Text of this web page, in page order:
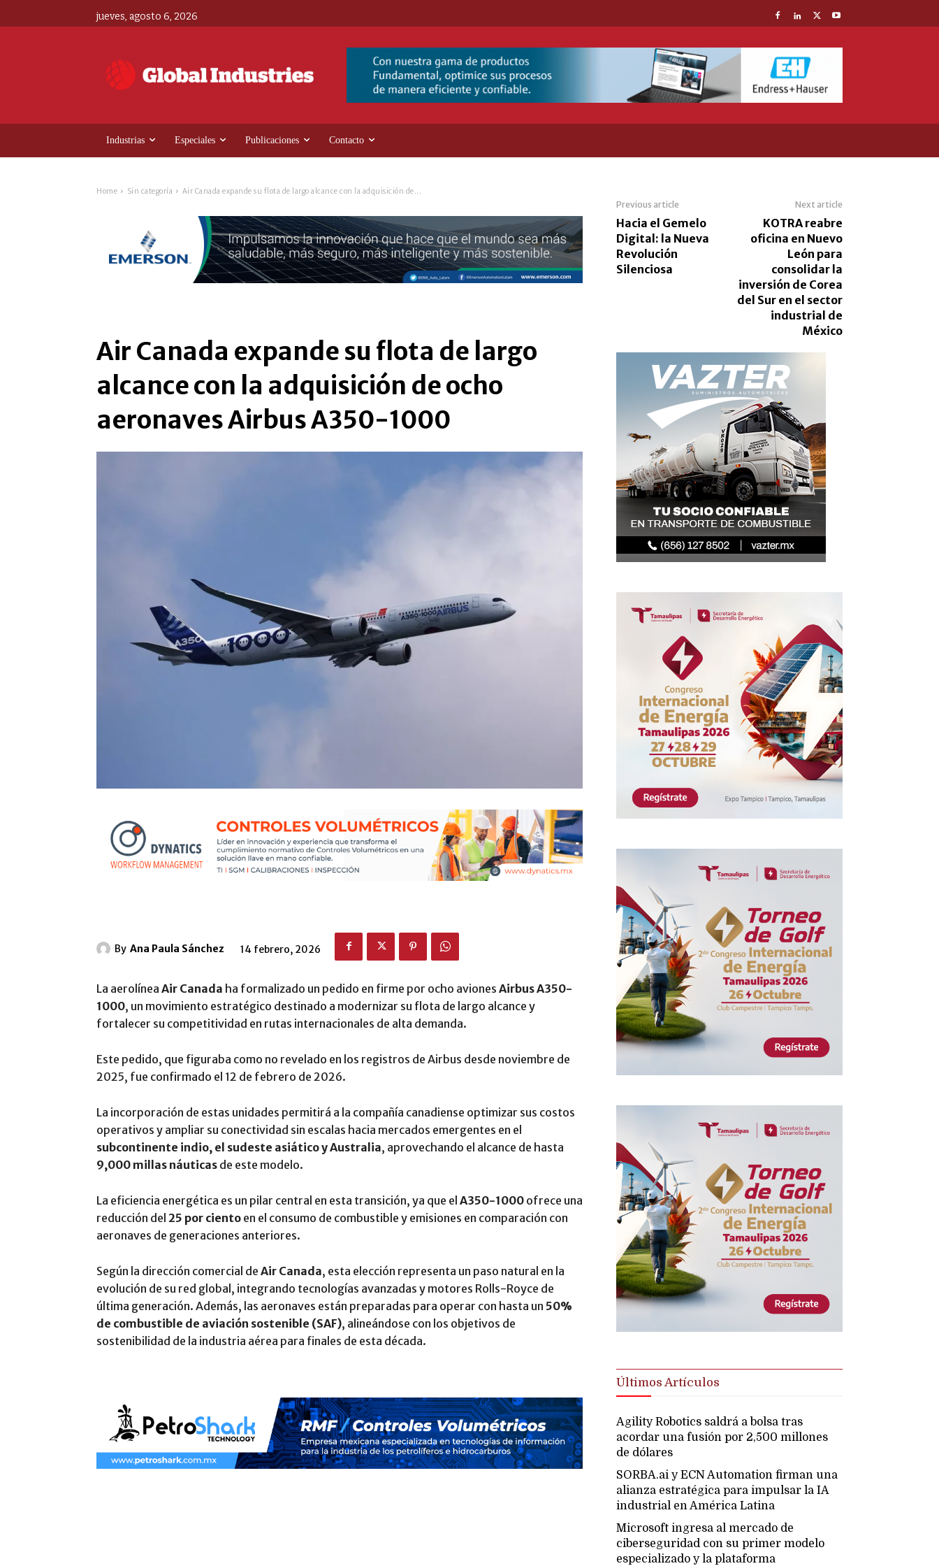
jueves, agosto 6, 2026
Industrias Especiales Publicaciones Contacto
Home Sin categoría Air Canada expande su flota de largo alcance con la adquisición de...
Air Canada expande su flota de largo
alcance con la adquisición de ocho
aeronaves Airbus A350-1000
By Ana Paula Sánchez 14 febrero, 2026
La aerolínea Air Canada ha formalizado un pedido en firme por ocho aviones Airbus A350-
1000, un movimiento estratégico destinado a modernizar su flota de largo alcance y
fortalecer su competitividad en rutas internacionales de alta demanda.
Este pedido, que figuraba como no revelado en los registros de Airbus desde noviembre de
2025, fue confirmado el 12 de febrero de 2026.
La incorporación de estas unidades permitirá a la compañía canadiense optimizar sus costos
operativos y ampliar su conectividad sin escalas hacia mercados emergentes en el
subcontinente indio, el sudeste asiático y Australia, aprovechando el alcance de hasta
9,000 millas náuticas de este modelo.
La eficiencia energética es un pilar central en esta transición, ya que el A350-1000 ofrece una
reducción del 25 por ciento en el consumo de combustible y emisiones en comparación con
aeronaves de generaciones anteriores.
Según la dirección comercial de Air Canada, esta elección representa un paso natural en la
evolución de su red global, integrando tecnologías avanzadas y motores Rolls-Royce de
última generación. Además, las aeronaves están preparadas para operar con hasta un 50%
de combustible de aviación sostenible (SAF), alineándose con los objetivos de
sostenibilidad de la industria aérea para finales de esta década.
Previous article
Hacia el Gemelo
Digital: la Nueva
Revolución
Silenciosa
Next article
KOTRA reabre
oficina en Nuevo
León para
consolidar la
inversión de Corea
del Sur en el sector
industrial de
México
Últimos Artículos
Agility Robotics saldrá a bolsa tras
acordar una fusión por 2,500 millones
de dólares
SORBA.ai y ECN Automation firman una
alianza estratégica para impulsar la IA
industrial en América Latina
Microsoft ingresa al mercado de
ciberseguridad con su primer modelo
especializado y la plataforma